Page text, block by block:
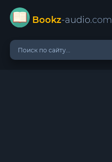
Bookz-audio.com